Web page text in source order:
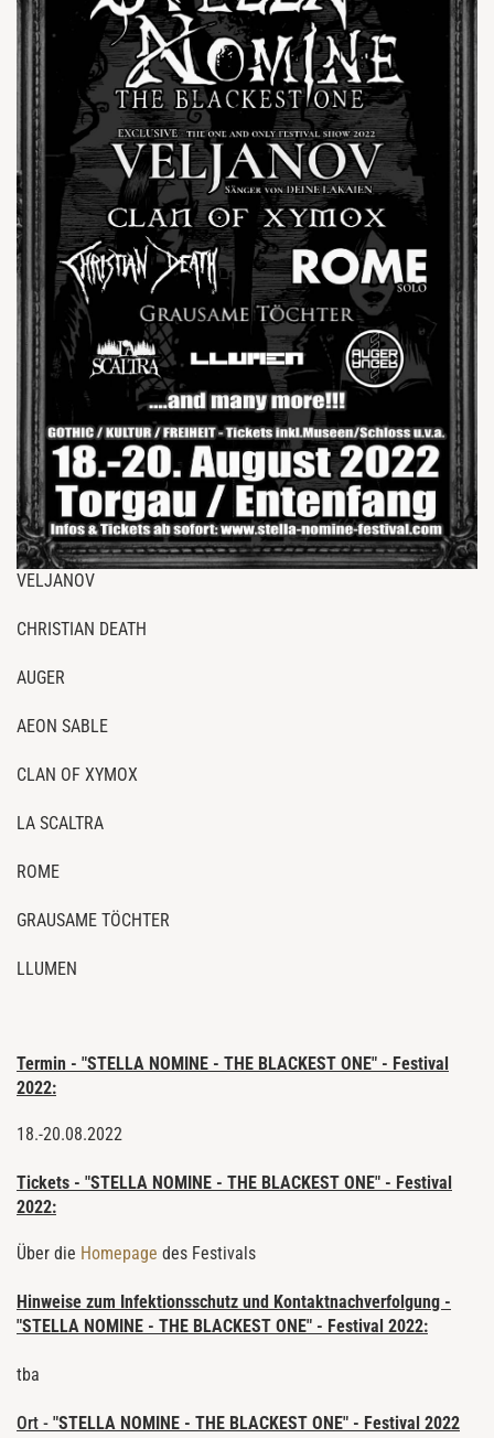
VELJANOV
CHRISTIAN DEATH
AUGER
AEON SABLE
CLAN OF XYMOX
LA SCALTRA
ROME
GRAUSAME TÖCHTER
LLUMEN
Termin - "STELLA NOMINE - THE BLACKEST ONE" - Festival
2022:
18.-20.08.2022
Tickets - "STELLA NOMINE - THE BLACKEST ONE" - Festival
2022:
Über die Homepage des Festivals
Hinweise zum Infektionsschutz und Kontaktnachverfolgung -
"STELLA NOMINE - THE BLACKEST ONE" - Festival 2022:
tba
Ort - "STELLA NOMINE - THE BLACKEST ONE" - Festival 2022